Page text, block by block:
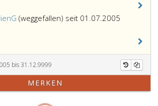
(weggefallen) seit 01.07.2005
bis 31.12.9999
MERKEN